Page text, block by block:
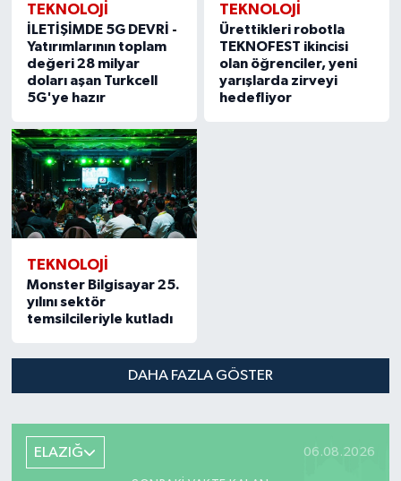
TEKNOLOJİ
İLETİŞİMDE 5G DEVRİ -
Yatırımlarının toplam
değeri 28 milyar
doları aşan Turkcell
5G'ye hazır
TEKNOLOJİ
Ürettikleri robotla
TEKNOFEST ikincisi
olan öğrenciler, yeni
yarışlarda zirveyi
hedefliyor
TEKNOLOJİ
Monster Bilgisayar 25.
yılını sektör
temsilcileriyle kutladı
DAHA FAZLA GÖSTER
ELAZIĞ 06.08.2026